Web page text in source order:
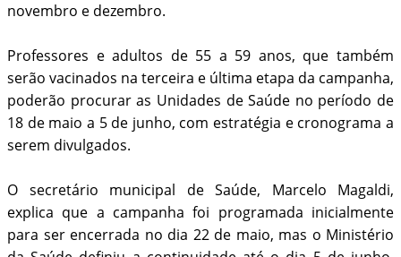
novembro e dezembro.
Professores e adultos de 55 a 59 anos, que também
serão vacinados na terceira e última etapa da campanha,
poderão procurar as Unidades de Saúde no período de
18 de maio a 5 de junho, com estratégia e cronograma a
serem divulgados.
O secretário municipal de Saúde, Marcelo Magaldi,
explica que a campanha foi programada inicialmente
para ser encerrada no dia 22 de maio, mas o Ministério